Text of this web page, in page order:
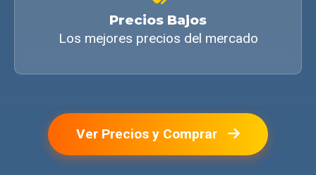
Precios Bajos
Los mejores precios del mercado
Ver Precios y Comprar